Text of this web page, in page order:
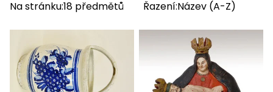
Na stránku:18 předmětů Řazení:Název (A-Z)